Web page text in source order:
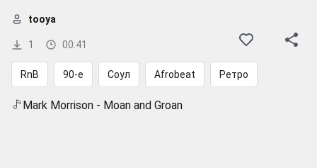
1 00:41
tooya
RnB 90-е Соул Afrobeat Ретро
Mark Morrison - Moan and Groan